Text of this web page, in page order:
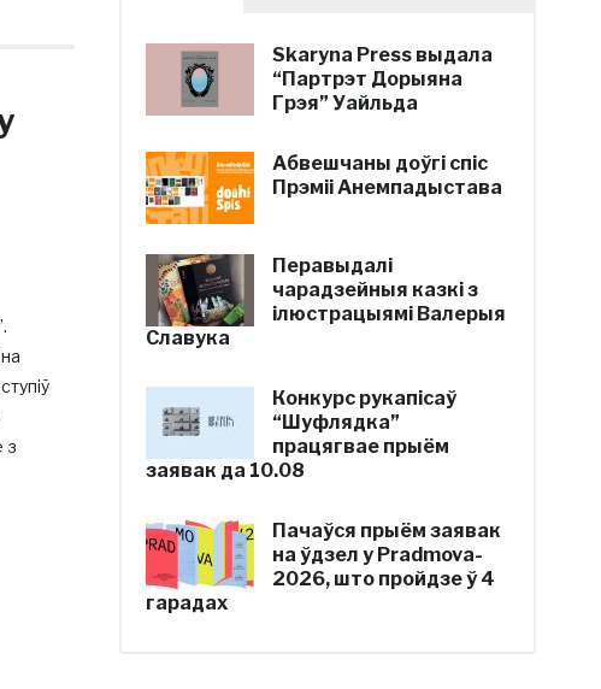
з
Skaryna Press выдала
“Партрэт Дорыяна
Грэя” Уайльда
Абвешчаны доўгі спіс
Прэміі Анемпадыстава
Перавыдалі
чарадзейныя казкі з
ілюстрацыямі Валерыя
Славука
Конкурс рукапісаў
“Шуфлядка”
працягвае прыём
заявак да 10.08
Пачаўся прыём заявак
на ўдзел у Pradmova-
2026, што пройдзе ў 4
гарадах